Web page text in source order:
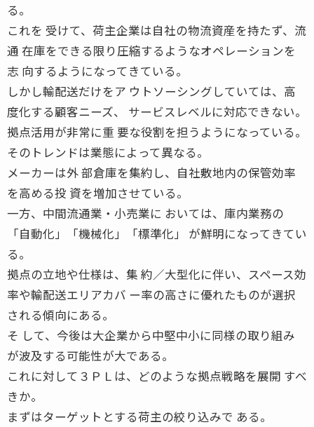
る。
これを 受けて、荷主企業は自社の物流資産を持たず、流
通 在庫をできる限り圧縮するようなオペレーションを
志 向するようになってきている。
しかし輸配送だけをア ウトソーシングしていては、高
度化する顧客ニーズ、 サービスレベルに対応できない。
拠点活用が非常に重 要な役割を担うようになっている。
そのトレンドは業態によって異なる。
メーカーは外 部倉庫を集約し、自社敷地内の保管効率
を高める投 資を増加させている。
一方、中間流通業・小売業に おいては、庫内業務の
「自動化」「機械化」「標準化」 が鮮明になってきてい
る。
拠点の立地や仕様は、集 約／大型化に伴い、スペース効
率や輸配送エリアカバ ー率の高さに優れたものが選択
される傾向にある。
そ して、今後は大企業から中堅中小に同様の取り組み
が波及する可能性が大である。
これに対して３ＰＬは、どのような拠点戦略を展開 すべ
きか。
まずはターゲットとする荷主の絞り込みで ある。